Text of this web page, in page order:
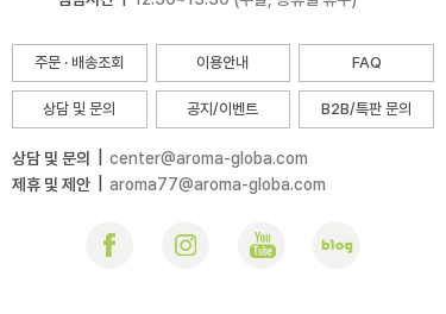
주문 · 배송조회 이용안내 FAQ
상담 및 문의 공지/이벤트 B2B/특판 문의
상담 및 문의
center@aroma-globa.com
제휴 및 제안
aroma77@aroma-globa.com